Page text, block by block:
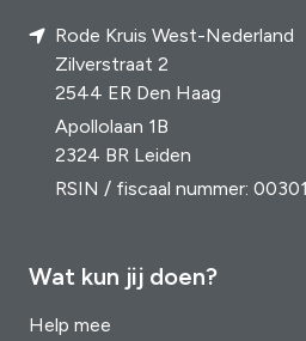
Rode Kruis West-Nederland
Zilverstraat 2
2544 ER Den Haag
Apollolaan 1B
2324 BR Leiden
RSIN / fiscaal nummer:
Wat kun jij doen?
Help mee